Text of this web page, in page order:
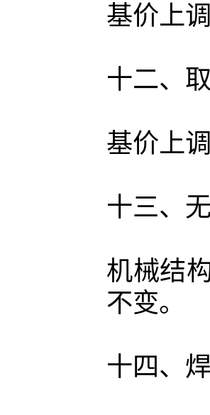
基价上
十二、
基价上
十三、
机械结
不变。
十四、